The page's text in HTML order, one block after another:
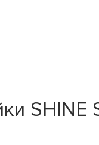
SHINE